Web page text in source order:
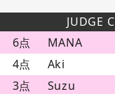
JUDGE C
6点
MANA
4点
Aki
3点
Suzu